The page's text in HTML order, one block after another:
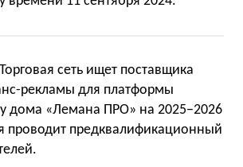
Торговая сеть ищет поставщика
рекламы для платформы
дома «Лемана ПРО» на 2025−2026
проводит предквалификационный